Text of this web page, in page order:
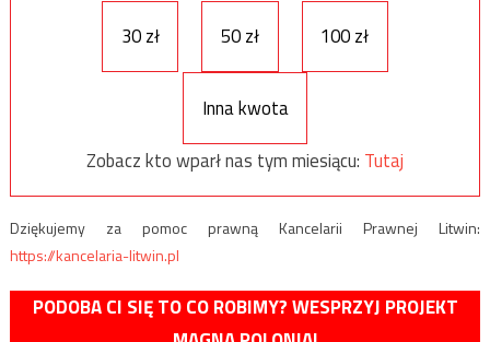
30 zł
50 zł 100 zł
Inna kwota
Zobacz kto wparł nas tym miesiącu: Tutaj
Dziękujemy za pomoc prawną Kancelarii Prawnej Litwin:
https://kancelaria-litwin.pl
PODOBA CI SIĘ TO CO ROBIMY? WESPRZYJ PROJEKT